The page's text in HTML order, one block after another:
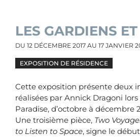
LES GARDIENS ET
DU 12 DÉCEMBRE 2017 AU 17 JANVIER
EXPOSITION DE RÉSIDENCE
Cette exposition présente deux
réalisées par Annick Dragoni
Paradise, d’octobre à décembre
Une troisième pièce, Two
to Listen to Space, signe le